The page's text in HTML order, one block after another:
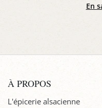
En
À PROPOS
L'épicerie alsacienne